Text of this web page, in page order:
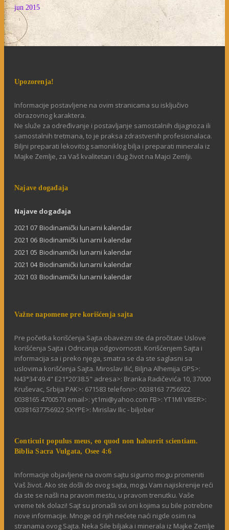
jun 2015
Upozorenja!
Informacije postavljene na ovim stranicama su isključivo
obrazovnog karaktera.
Ne služe za određivanje i postavljanje samostalnih dijagnoza ili
samostalnih tretmana, to je praksa zdrastvenih profesionalaca.
Biljni preparati lekovitog samoniklog bilja i preparati minerala iz
Majke Zemlje, za Vaš kvalitetan i dug život na Majci Zemlji.
Najave događaja
Najave događaja
2021 07 Biodinamički lunarni kalendar
2021 06 Biodinamički lunarni kalendar
2021 05 Biodinamički lunarni kalendar
2021 04 Biodinamički lunarni kalendar
2021 03 Biodinamički lunarni kalendar
Važne napomene pre korišćenja sajta
Pre početka korišćenja Sajta obavezni ste da pročitate Uslove
korišćenja Sajta i Odricanja odgovornosti. Korišćenjem Sajta i
informacija sa i preko njega, smatra se da ste saglasni sa
uslovima korišćenja Sajta. Miroslav Ilić, Biljna Alhemija GPS>:
N43°34'49.4" E21°20'38.5" adresa>: Branka Radičevića 10, 37000
Kruševac, Srbija PAK>: 671583 telefoni>: 0038163 7756922
0038165 4700570 email>: yt1mi@yahoo.com FB>: YT1MI VIBER>:
00381637756922 SKYPE>: Mirislav Ilic - biljober
Conticuit populus meus, eo quod non habuerit scientiam.
Biblia Sacra Vulgata, Osee 4:6
Informacije objavljene na ovom sajtu sigurno mogu promeniti
Vaš život. Ako ste došli do ovog sajta, mogu Vam najiskrenije reći
da ste se našli na pravom mestu, u pravom trenutku. Vaše
vreme tek dolazi! Sajt su pronašli svi oni kojima su bile potrebne
nove informacije. Mnoge od njih nećete naći nigde osim na
stranama ovog Sajta. Neka Sile biljaka i minerala iz Majke Zemlje